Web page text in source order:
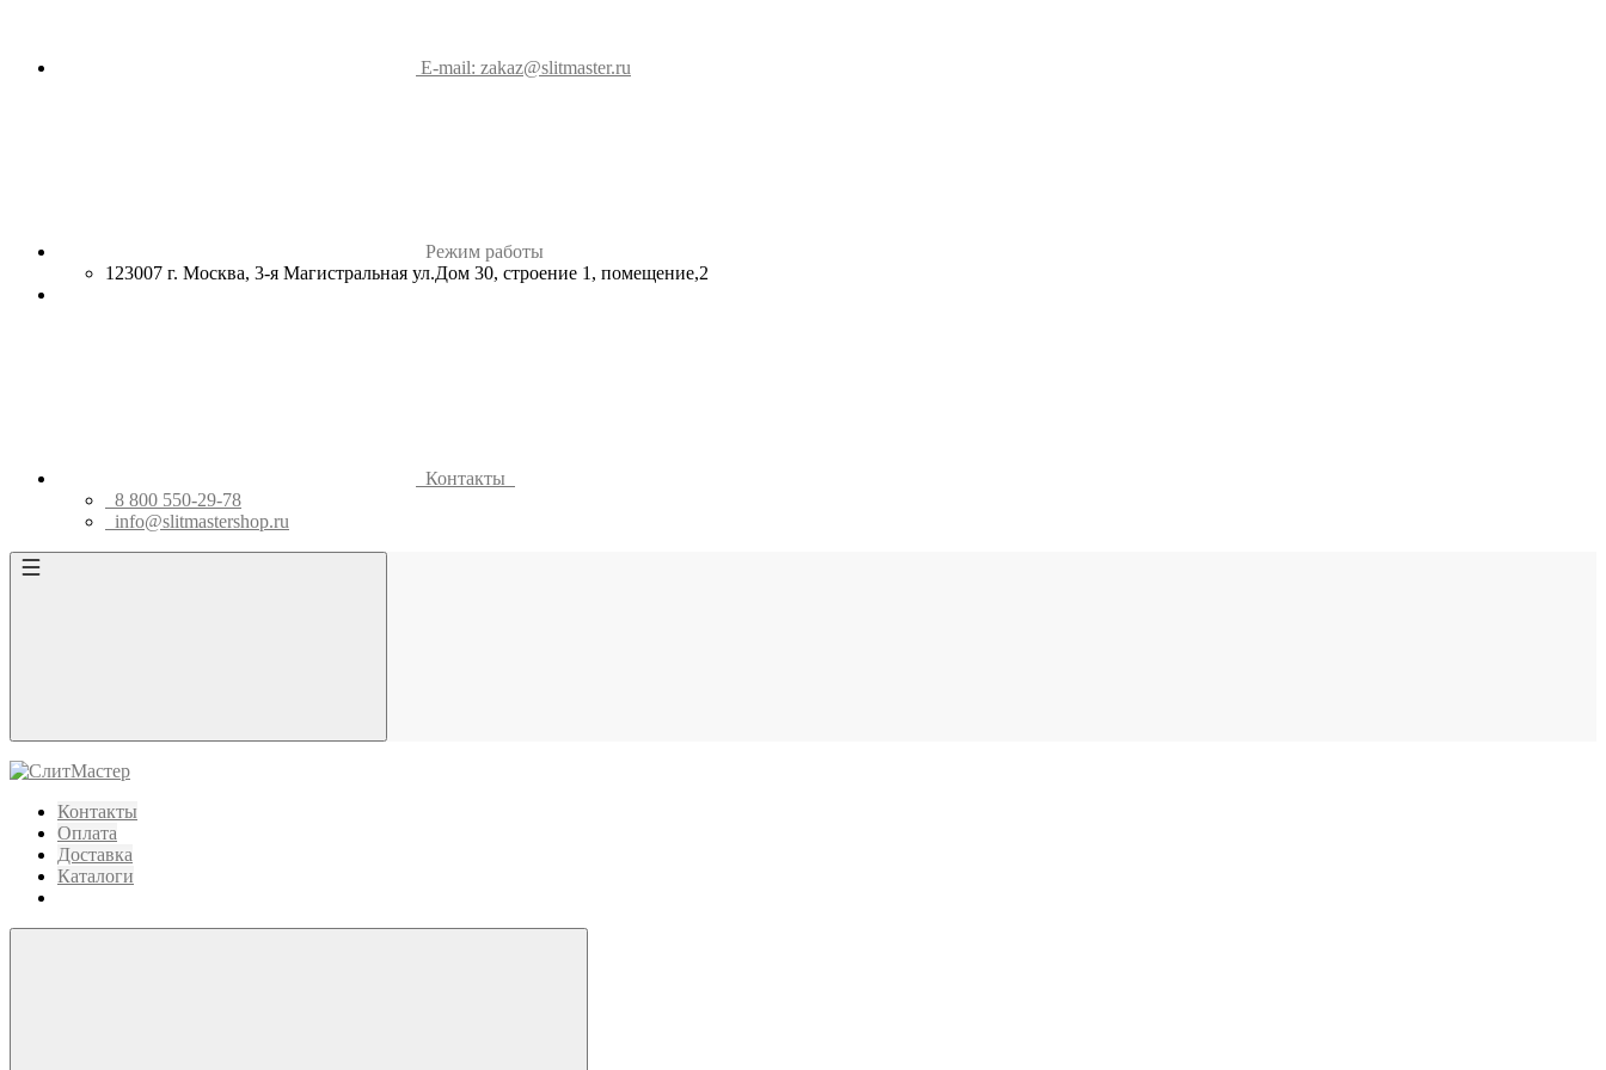
E-mail: zakaz@slitmaster.ru
Режим работы
123007 г. Москва, 3-я Магистральная ул.Дом 30, строение 1, помещение,2
Контакты
8 800 550-29-78
info@slitmastershop.ru
Контакты
Оплата
Доставка
Каталоги